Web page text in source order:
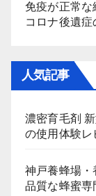
免疫が正常
コロナ後遺症
人気記事
濃密育毛剤
の使用体験レ
神戸養蜂場・
品質な蜂蜜専